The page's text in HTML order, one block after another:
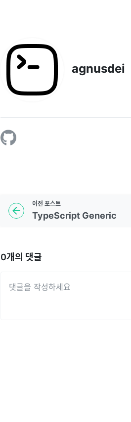
agnusdei
이전 포스트
TypeScript Generic
0개의 댓글